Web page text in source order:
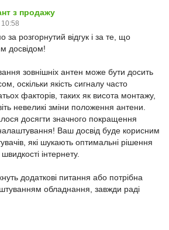
з продажу
розгорнутий відгук і за те, що
досвідом!
зовнішніх антен може бути досить
оскільки якість сигналу часто
факторів, таких як висота монтажу,
невеликі зміни положення антени.
досягти значного покращення
Ваш досвід буде корисним
які шукають оптимальні рішення
інтернету.
додаткові питання або потрібна
обладнання, завжди раді